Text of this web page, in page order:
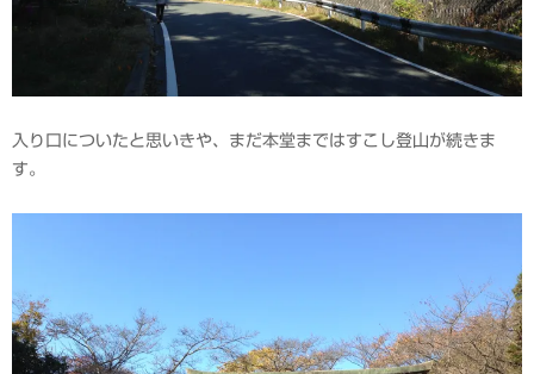
入り口についたと思いきや、まだ本堂まではすこし登山が続きま
す。